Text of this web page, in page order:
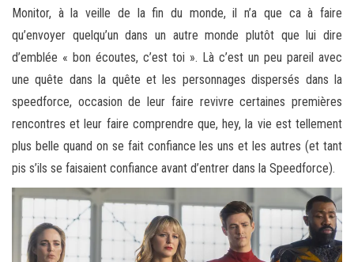
Monitor, à la veille de la fin du monde, il n’a que ca à faire
qu’envoyer quelqu’un dans un autre monde plutôt que lui dire
d’emblée « bon écoutes, c’est toi ». Là c’est un peu pareil avec
une quête dans la quête et les personnages dispersés dans la
speedforce, occasion de leur faire revivre certaines premières
rencontres et leur faire comprendre que, hey, la vie est tellement
plus belle quand on se fait confiance les uns et les autres (et tant
pis s’ils se faisaient confiance avant d’entrer dans la Speedforce).